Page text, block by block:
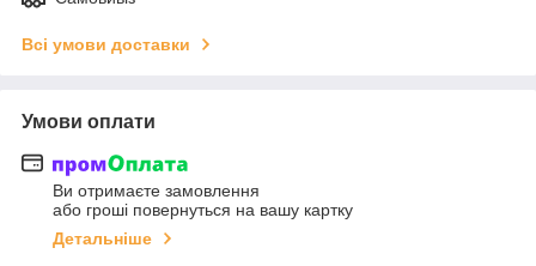
Всі умови доставки
Умови оплати
Ви отримаєте замовлення
або гроші повернуться на вашу картку
Детальніше